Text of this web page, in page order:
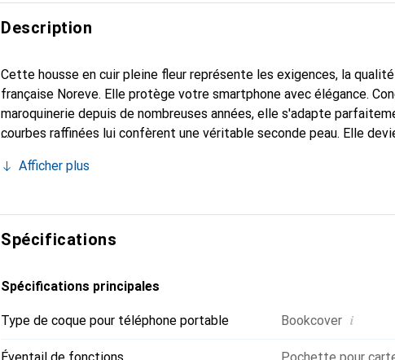
Description
Cette housse en cuir pleine fleur représente les exigences, la
française Noreve. Elle protège votre smartphone avec élégance.
maroquinerie depuis de nombreuses années, elle s'adapte
courbes raffinées lui confèrent une véritable seconde peau. Elle
est un choix sûr pour une clientèle exigeante.
Afficher plus
Spécifications
Spécifications principales
Type de coque pour téléphone portable Bookcover i